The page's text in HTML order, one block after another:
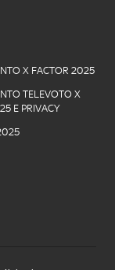
X FACTOR 2025
TELEVOTO X
E PRIVACY